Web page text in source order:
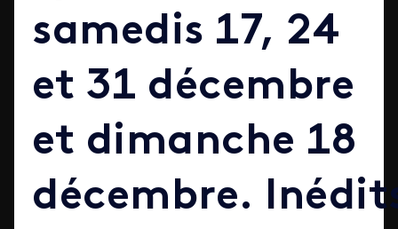
samedis 17, 24
et 31 décembre
et dimanche 18
décembre.